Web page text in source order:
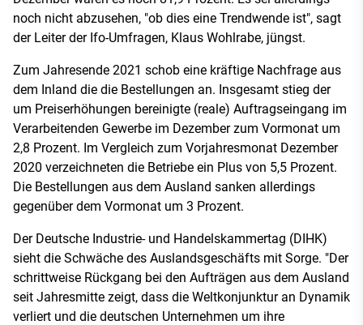
noch nicht abzusehen, "ob dies eine Trendwende ist", sagt
der Leiter der Ifo-Umfragen, Klaus Wohlrabe, jüngst.
Zum Jahresende 2021 schob eine kräftige Nachfrage aus
dem Inland die die Bestellungen an. Insgesamt stieg der
um Preiserhöhungen bereinigte (reale) Auftragseingang im
Verarbeitenden Gewerbe im Dezember zum Vormonat um
2,8 Prozent. Im Vergleich zum Vorjahresmonat Dezember
2020 verzeichneten die Betriebe ein Plus von 5,5 Prozent.
Die Bestellungen aus dem Ausland sanken allerdings
gegenüber dem Vormonat um 3 Prozent.
Der Deutsche Industrie- und Handelskammertag (DIHK)
sieht die Schwäche des Auslandsgeschäfts mit Sorge. "Der
schrittweise Rückgang bei den Aufträgen aus dem Ausland
seit Jahresmitte zeigt, dass die Weltkonjunktur an Dynamik
verliert und die deutschen Unternehmen um ihre